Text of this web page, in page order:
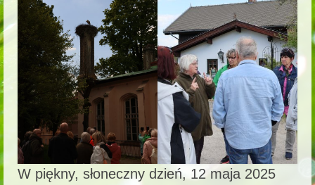
W piękny, słoneczny dzień, 12 maja 2025